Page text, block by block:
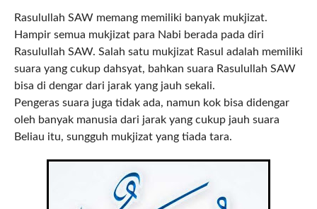
Rasulullah SAW memang memiliki banyak mukjizat.
Hampir semua mukjizat para Nabi berada pada diri
Rasulullah SAW. Salah satu mukjizat Rasul adalah memiliki
suara yang cukup dahsyat, bahkan suara Rasulullah SAW
bisa di dengar dari jarak yang jauh sekali.
Pengeras suara juga tidak ada, namun kok bisa didengar
oleh banyak manusia dari jarak yang cukup jauh suara
Beliau itu, sungguh mukjizat yang tiada tara.